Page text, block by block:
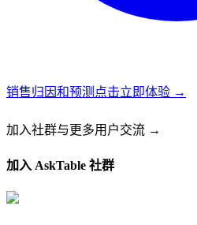
销售归因和预测 点击立即体验 →
加入社群与更多用户交流 →
加入 AskTable 社群